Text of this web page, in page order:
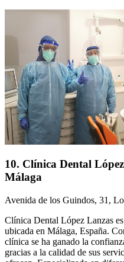
10. Clínica Dental
Málaga
Avenida de los Guindos, 31,
Clínica Dental López Lanzas
ubicada en Málaga, España.
clínica se ha ganado la
gracias a la calidad de sus